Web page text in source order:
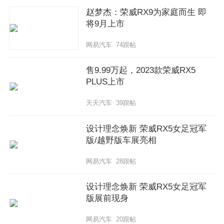
赵梦杰：荣威RX9为家庭而生 即
将9月上市
网易汽车 74跟帖
售9.99万起，2023款荣威RX5
PLUS上市
天天汽车 39跟帖
设计理念焕新 荣威RX5女足冠军
版/越野版车展亮相
网易汽车 28跟帖
设计理念焕新 荣威RX5女足冠军
版展前现身
网易汽车 20跟帖